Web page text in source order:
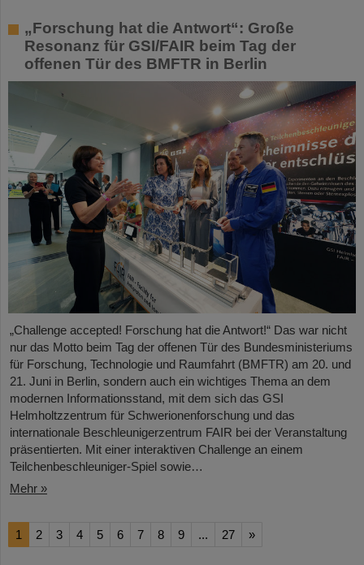
„Forschung hat die Antwort“: Große
Resonanz für GSI/FAIR beim Tag der
offenen Tür des BMFTR in Berlin
„Challenge accepted! Forschung hat die Antwort!“ Das war nicht
nur das Motto beim Tag der offenen Tür des Bundesministeriums
für Forschung, Technologie und Raumfahrt (BMFTR) am 20. und
21. Juni in Berlin, sondern auch ein wichtiges Thema an dem
modernen Informationsstand, mit dem sich das GSI
Helmholtzzentrum für Schwerionenforschung und das
internationale Beschleunigerzentrum FAIR bei der Veranstaltung
präsentierten. Mit einer interaktiven Challenge an einem
Teilchenbeschleuniger-Spiel sowie…
Mehr »
1 2 3 4 5 6 7 8 9 ... 27 »